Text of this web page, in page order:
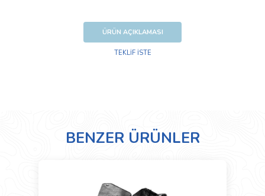
ÜRÜN AÇIKLAMASI
TEKLİF İSTE
BENZER ÜRÜNLER